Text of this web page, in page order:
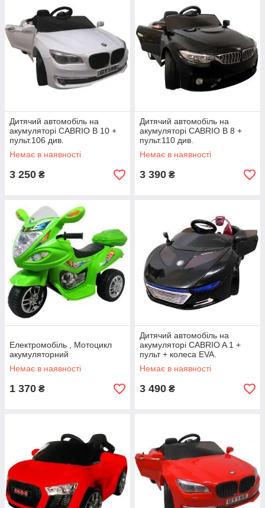
Дитячий автомобіль на
акумуляторі CABRIO B 10 +
пульт.106 див.
Немає в наявності
3 250 ₴
Дитячий автомобіль на
акумуляторі CABRIO B 8 +
пульт.110 див.
Немає в наявності
3 390 ₴
Електромобіль , Мотоцикл
акумуляторний
Немає в наявності
1 370 ₴
Дитячий автомобіль на
акумуляторі CABRIO A 1 +
пульт + колеса EVA.
Немає в наявності
3 490 ₴